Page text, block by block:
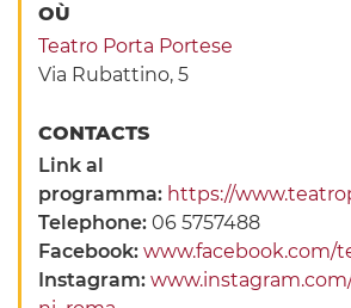
OÙ
Teatro Porta Portese
Via Rubattino, 5
CONTACTS
Link al
programma: https://
Telephone:06 5757488
Facebook:www.facebook.com/
Instagram: